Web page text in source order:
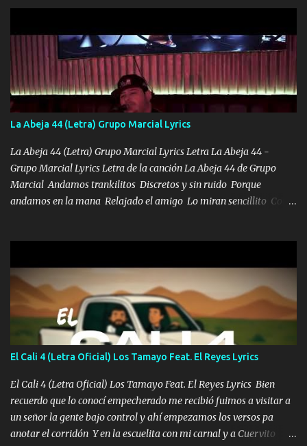
pa más pues hay charola les voy a dar hasta topar pues no hay de
otra Música Surcando bien mi camino voy por mi línea no veo a
los lados aquel que no corre vuela no se me duerm voy chicoteado
Ya pasé varias hazañas ya tienen rato que me agarran el colmillo
de este León los estatales no sé esperaron Al tiro esta la PrimiZa
también la nueve que cargo al lado doy la mano al que su amigo y
al traicionero damos pa abajo Y No me paran aquí hay pa más
pues hay charola les voy a dar hasta topar pues no hay de otra...
La Abeja 44 (Letra) Grupo Marcial Lyrics
La Abeja 44 (Letra) Grupo Marcial Lyrics Letra La Abeja 44 -
Grupo Marcial Lyrics Letra de la canción La Abeja 44 de Grupo
Marcial Andamos trankilitos Discretos y sin ruido Porque
andamos en la mana Relajado el amigo Lo miran sencillito Con
coronamos Se jala los marciales Y sus guitarras ya van sonando
Un gallardo me prendo Para agarrar el vuelo y la mente y
tranquilizando Tomense un buen trago Y así es como empezamos
los versos que voy cantando (Music) A vido alta y bajas La carreta
se atora Pero nunca le aflojamos Ya me han pasado cosas Y
aunque ustedes no sepan Pero la vida es muy corta Hay que
echarle chingazos Y seguir trabajando porque nada es...
El Cali 4 (Letra Oficial) Los Tamayo Feat. El Reyes Lyrics
El Cali 4 (Letra Oficial) Los Tamayo Feat. El Reyes Lyrics Bien
recuerdo que lo conocí empecherado me recibió fuimos a visitar a
un señor la gente bajo control y ahí empezamos los versos pa
anotar el corridón Y en la escuelita con mi carnal y a Cuervito